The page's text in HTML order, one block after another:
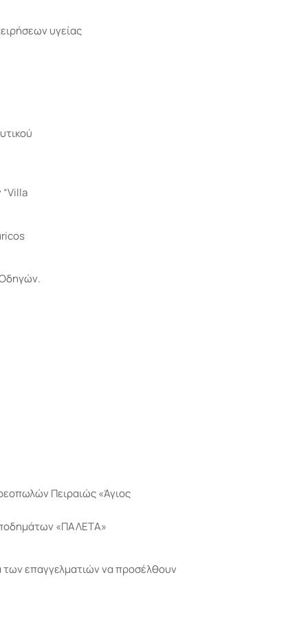
υγείας
Οδηγών.
Πειραιώς «Άγιος
«ΠΑΛΕΤΑ»
των επαγγελματιών να προσέλθουν